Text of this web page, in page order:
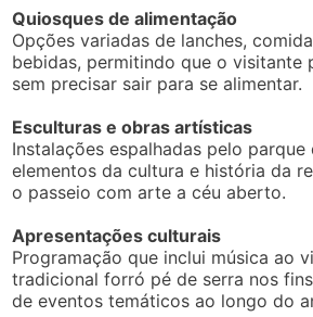
Quiosques de alimentação
Opções variadas de lanches,
bebidas, permitindo que o visitante
sem precisar sair para se alimentar.
Esculturas e obras artísticas
Instalações espalhadas pelo parque
elementos da cultura e história da
o passeio com arte a céu aberto.
Apresentações culturais
Programação que inclui música ao
tradicional forró pé de serra nos
de eventos temáticos ao longo do